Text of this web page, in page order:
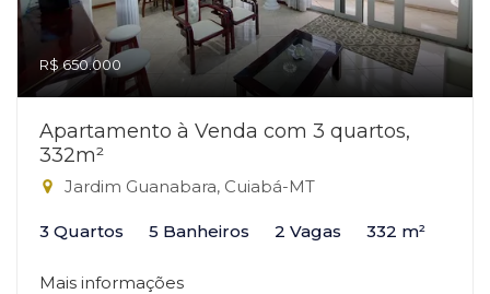
R$ 650.000
Apartamento à Venda com 3 quartos,
332m²
Jardim Guanabara, Cuiabá-MT
3 Quartos 5 Banheiros 2 Vagas 332 m²
Mais informações